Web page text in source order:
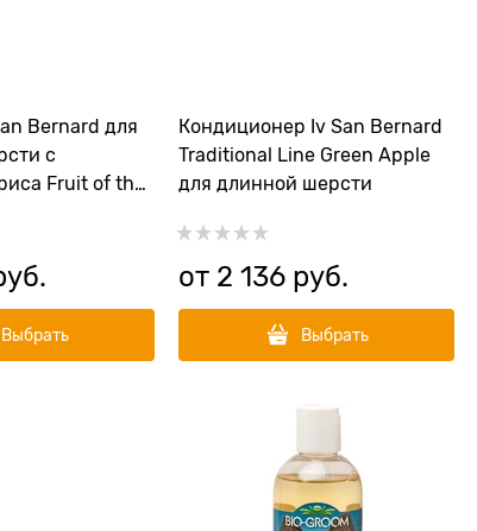
Bernard для
с
Fruit of the
Выбрать
Кондиционер Iv San Bernard
Traditional Line Green Apple
для длинной шерсти
от 2 136 руб.
Выбрать